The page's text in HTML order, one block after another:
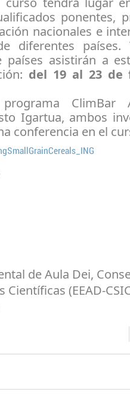
ponentes,
nacionales e
diferentes países.
países asistirán a
del 19 al 23 de
ClimBar
Igartua, ambos
conferencia en el
de Aula Dei,
(EEAD-